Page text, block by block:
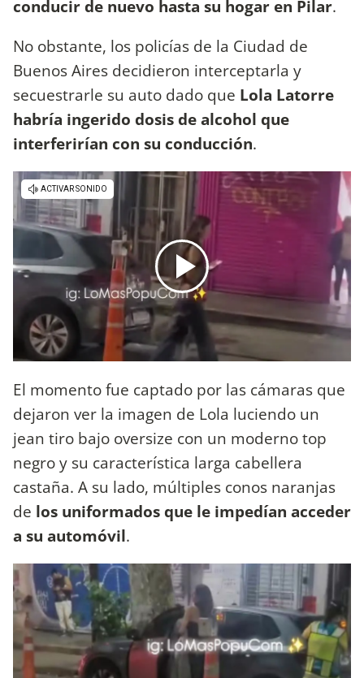
conducir de nuevo hasta su hogar en Pilar.
No obstante, los policías de la Ciudad de
Buenos Aires decidieron interceptarla y
secuestrarle su auto dado que Lola Latorre
habría ingerido dosis de alcohol que
interferirían con su conducción.
El momento fue captado por las cámaras que
dejaron ver la imagen de Lola luciendo un
jean tiro bajo oversize con un moderno top
negro y su característica larga cabellera
castaña. A su lado, múltiples conos naranjas
de los uniformados que le impedían acceder
a su automóvil.